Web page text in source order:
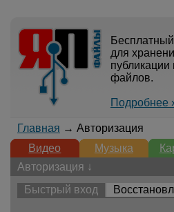
для
файлов.
Подробнее
Главная → Авторизация
Видео
Музыка
Авторизация ↓
Быстрый вход